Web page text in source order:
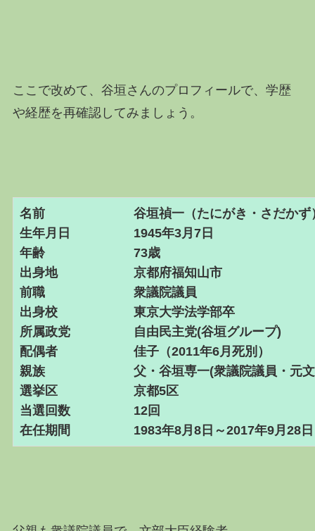
ここで改めて、谷垣さんのプロフィールで、学歴
や経歴を再確認してみましょう。
名前 谷垣禎一（たにがき・さだかず
生年月日 1945年3月7日
年齢 73歳
出身地 京都府福知山市
前職 衆議院議員
出身校 東京大学法学部卒
所属政党 自由民主党(谷垣グループ)
配偶者 佳子（2011年6月死別）
親族 父・谷垣専一(衆議院議員
選挙区 京都5区
当選回数 12回
在任期間 1983年8月8日～2017年9月28日